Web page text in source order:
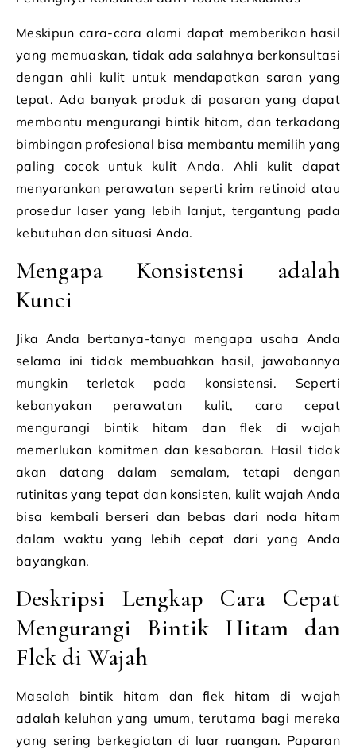
Meskipun cara-cara alami dapat memberikan hasil
yang memuaskan, tidak ada salahnya berkonsultasi
dengan ahli kulit untuk mendapatkan saran yang
tepat. Ada banyak produk di pasaran yang dapat
membantu mengurangi bintik hitam, dan terkadang
bimbingan profesional bisa membantu memilih yang
paling cocok untuk kulit Anda. Ahli kulit dapat
menyarankan perawatan seperti krim retinoid atau
prosedur laser yang lebih lanjut, tergantung pada
kebutuhan dan situasi Anda.
Mengapa Konsistensi adalah
Kunci
Jika Anda bertanya-tanya mengapa usaha Anda
selama ini tidak membuahkan hasil, jawabannya
mungkin terletak pada konsistensi. Seperti
kebanyakan perawatan kulit, cara cepat
mengurangi bintik hitam dan flek di wajah
memerlukan komitmen dan kesabaran. Hasil tidak
akan datang dalam semalam, tetapi dengan
rutinitas yang tepat dan konsisten, kulit wajah Anda
bisa kembali berseri dan bebas dari noda hitam
dalam waktu yang lebih cepat dari yang Anda
bayangkan.
Deskripsi Lengkap Cara Cepat
Mengurangi Bintik Hitam dan
Flek di Wajah
Masalah bintik hitam dan flek hitam di wajah
adalah keluhan yang umum, terutama bagi mereka
yang sering berkegiatan di luar ruangan. Paparan